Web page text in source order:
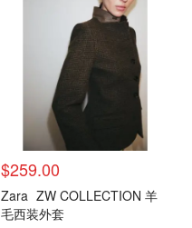
$259.00
Zara ZW COLLECTION 羊
毛西装外套